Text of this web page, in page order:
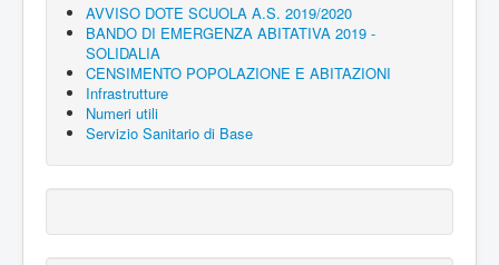
AVVISO DOTE SCUOLA A.S. 2019/2020
BANDO DI EMERGENZA ABITATIVA 2019 -
SOLIDALIA
CENSIMENTO POPOLAZIONE E ABITAZIONI
Infrastrutture
Numeri utili
Servizio Sanitario di Base